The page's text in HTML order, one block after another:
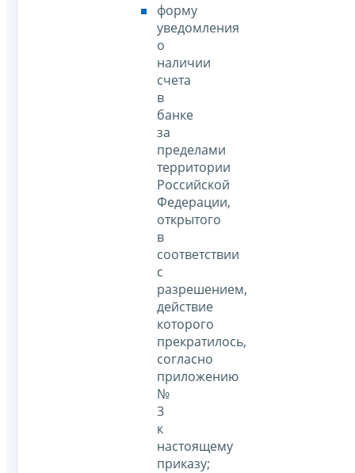
форму
уведомления
о
наличии
счета
в
банке
за
пределами
территории
Российской
Федерации,
открытого
в
соответствии
с
разрешением,
действие
которого
прекратилось,
согласно
приложению
№
3
к
настоящему
приказу;